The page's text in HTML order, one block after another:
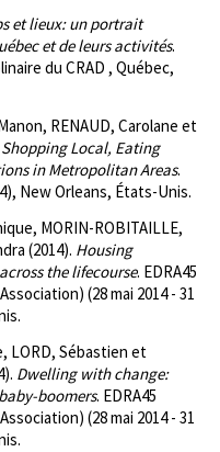
et lieux: un portrait
et de leurs activités.
du CRAD , Québec,
RENAUD, Carolane et
Shopping Local, Eating
in Metropolitan Areas.
New Orleans, États-Unis.
MORIN-ROBITAILLE,
(2014). Housing
the lifecourse. EDRA45
(28 mai 2014 - 31
LORD, Sébastien et
Dwelling with change:
boomers. EDRA45
(28 mai 2014 - 31